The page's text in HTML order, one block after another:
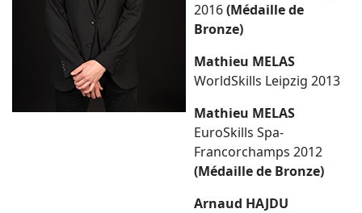
2016(Médaille de
Bronze)
Mathieu MELAS
WorldSkills Leipzig 2013
Mathieu MELAS
EuroSkills Spa-
Francorchamps 2012
(Médaille de Bronze)
Arnaud HAJDU